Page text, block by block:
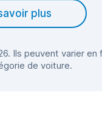
plus
Ils peuvent varier
de voiture.